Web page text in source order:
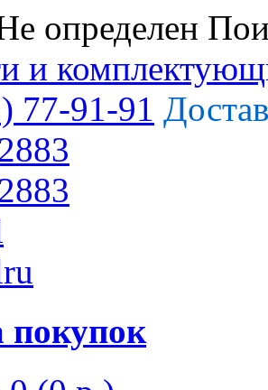
определен
77-91-91
покупок